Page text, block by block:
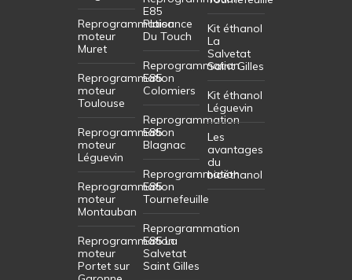
Reprogrammation
moteur
Muret
Reprogrammation
moteur
Toulouse
Reprogrammation
moteur
Léguevin
Reprogrammation
moteur
Montauban
Reprogrammation
moteur
Portet sur
E85
Plaisance
Du Touch
Reprogrammation
E85
Colomiers
Reprogrammation
E85
Blagnac
Reprogrammation
E85
Tournefeuille
Reprogrammation
E85 La
Salvetat
Saint Gilles
Kit éthanol
La
Salvetat
Saint Gilles
Kit éthanol
Léguevin
Les
avantages
du
bioéthanol